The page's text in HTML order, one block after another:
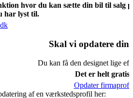
hvor du kan sætte din bil til salg
har lyst til.
Skal vi opdatere din
Du kan få den designet lige
Det er helt gratis.
Opdater firmaprofil
af en værkstedsprofil her: